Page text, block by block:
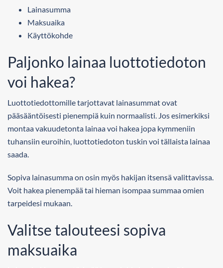
Lainasumma
Maksuaika
Käyttökohde
Paljonko lainaa luottotiedoton
voi hakea?
Luottotiedottomille tarjottavat lainasummat ovat
pääsääntöisesti pienempiä kuin normaalisti. Jos esimerkiksi
montaa vakuudetonta lainaa voi hakea jopa kymmeniin
tuhansiin euroihin, luottotiedoton tuskin voi tällaista lainaa
saada.
Sopiva lainasumma on osin myös hakijan itsensä valittavissa.
Voit hakea pienempää tai hieman isompaa summaa omien
tarpeidesi mukaan.
Valitse talouteesi sopiva
maksuaika